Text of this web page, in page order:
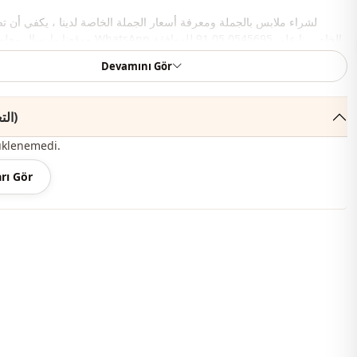
لشراء ملابس بالجملة ومعرفة أسعار الجملة الخاصة لدينا ، يكفي
موسمي
Devamını Gör
التعليقات (144)
Gör